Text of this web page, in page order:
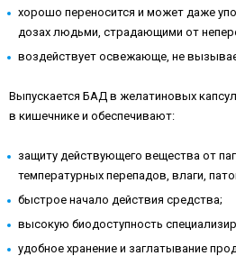
хорошо переносится и может даже
дозах людьми, страдающими от
воздействует освежающе, не
Выпускается БАД в желатиновых
в кишечнике и обеспечивают:
защиту действующего вещества от
температурных перепадов, влаги,
быстрое начало действия средства;
высокую биодоступность
удобное хранение и заглатывание